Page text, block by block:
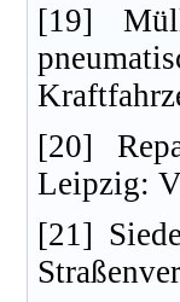
[19]
[20]
Leipzig:
[21]